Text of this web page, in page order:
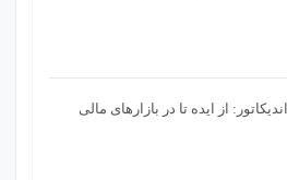
از ایده تا در بازارهای مالی